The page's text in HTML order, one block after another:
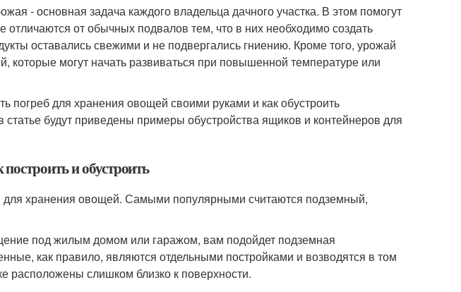
- основная задача каждого владельца дачного участка. В этом помогут
от обычных подвалов тем, что в них необходимо создать
оставались свежими и не подвергались гниению. Кроме того, урожай
которые могут начать развиваться при повышенной температуре или
погреб для хранения овощей своими руками и как обустроить
будут приведены примеры обустройства ящиков и контейнеров для
и обустроить
для хранения овощей. Самыми популярными считаются подземный,
под жилым домом или гаражом, вам подойдет подземная
как правило, являются отдельными постройками и возводятся в том
расположены слишком близко к поверхности.